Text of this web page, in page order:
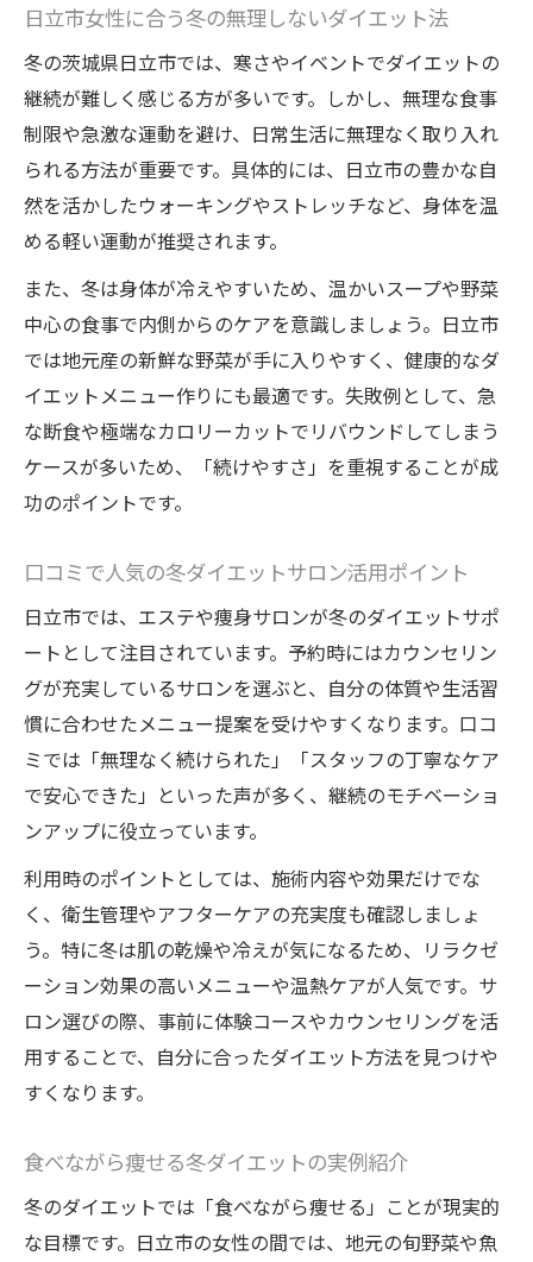
日立市女性に合う冬の無理しないダイエット法
冬の茨城県日立市では、寒さやイベントでダイエットの
継続が難しく感じる方が多いです。しかし、無理な食事
制限や急激な運動を避け、日常生活に無理なく取り入れ
られる方法が重要です。具体的には、日立市の豊かな自
然を活かしたウォーキングやストレッチなど、身体を温
める軽い運動が推奨されます。
また、冬は身体が冷えやすいため、温かいスープや野菜
中心の食事で内側からのケアを意識しましょう。日立市
では地元産の新鮮な野菜が手に入りやすく、健康的なダ
イエットメニュー作りにも最適です。失敗例として、急
な断食や極端なカロリーカットでリバウンドしてしまう
ケースが多いため、「続けやすさ」を重視することが成
功のポイントです。
口コミで人気の冬ダイエットサロン活用ポイント
日立市では、エステや痩身サロンが冬のダイエットサポ
ートとして注目されています。予約時にはカウンセリン
グが充実しているサロンを選ぶと、自分の体質や生活習
慣に合わせたメニュー提案を受けやすくなります。口コ
ミでは「無理なく続けられた」「スタッフの丁寧なケア
で安心できた」といった声が多く、継続のモチベーショ
ンアップに役立っています。
利用時のポイントとしては、施術内容や効果だけでな
く、衛生管理やアフターケアの充実度も確認しましょ
う。特に冬は肌の乾燥や冷えが気になるため、リラクゼ
ーション効果の高いメニューや温熱ケアが人気です。サ
ロン選びの際、事前に体験コースやカウンセリングを活
用することで、自分に合ったダイエット方法を見つけや
すくなります。
食べながら痩せる冬ダイエットの実例紹介
冬のダイエットでは「食べながら痩せる」ことが現実的
な目標です。日立市の女性の間では、地元の旬野菜や魚